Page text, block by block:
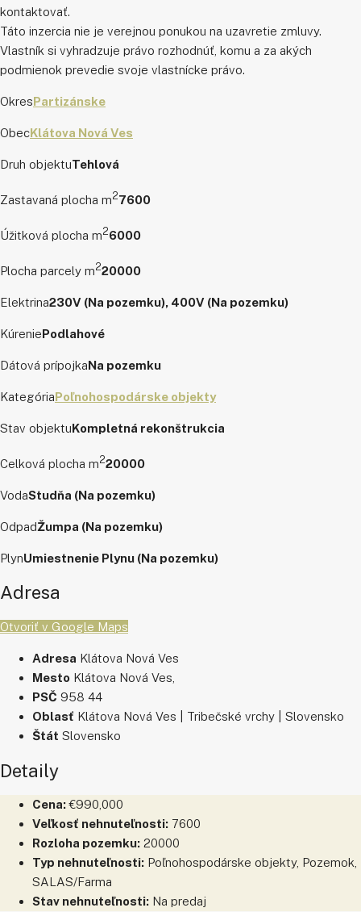
kontaktovať.
Táto inzercia nie je verejnou ponukou na uzavretie zmluvy.
Vlastník si vyhradzuje právo rozhodnúť, komu a za akých
podmienok prevedie svoje vlastnícke právo.
OkresPartizánske
ObecKlátova Nová Ves
Druh objektuTehlová
Zastavaná plocha m27600
Úžitková plocha m26000
Plocha parcely m220000
Elektrina230V (Na pozemku), 400V (Na pozemku)
KúreniePodlahové
Dátová prípojkaNa pozemku
KategóriaPoľnohospodárske objekty
Stav objektuKompletná rekonštrukcia
Celková plocha m220000
VodaStudňa (Na pozemku)
OdpadŽumpa (Na pozemku)
PlynUmiestnenie Plynu (Na pozemku)
Adresa
Otvoriť v Google Maps
Adresa Klátova Nová Ves
Mesto Klátova Nová Ves,
PSČ 958 44
Oblasť Klátova Nová Ves | Tribečské vrchy | Slovensko
Štát Slovensko
Detaily
Cena: €990,000
Veľkosť nehnuteľnosti: 7600
Rozloha pozemku: 20000
Typ nehnuteľnosti: Poľnohospodárske objekty, Pozemok,
SALAS/Farma
Stav nehnuteľnosti: Na predaj